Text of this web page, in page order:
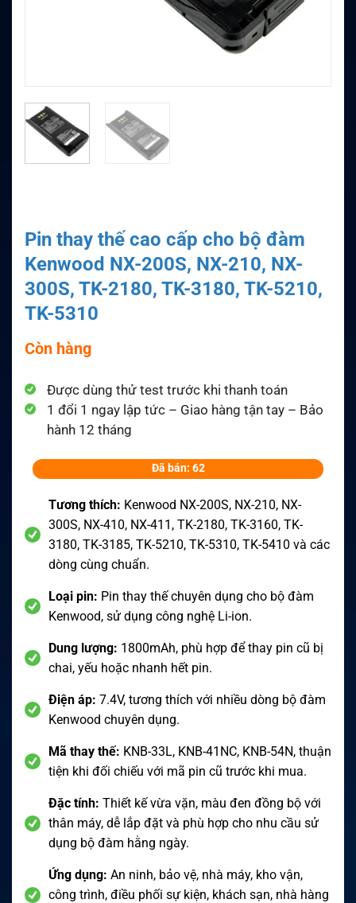
Pin thay thế cao cấp cho bộ đàm
Kenwood NX-200S, NX-210, NX-
300S, TK-2180, TK-3180, TK-5210,
TK-5310
Còn hàng
Được dùng thử test trước khi thanh toán
1 đổi 1 ngay lập tức – Giao hàng tận tay – Bảo
hành 12 tháng
Đã bán: 62
Tương thích: Kenwood NX-200S, NX-210, NX-
300S, NX-410, NX-411, TK-2180, TK-3160, TK-
3180, TK-3185, TK-5210, TK-5310, TK-5410 và các
dòng cùng chuẩn.
Loại pin: Pin thay thế chuyên dụng cho bộ đàm
Kenwood, sử dụng công nghệ Li-ion.
Dung lượng: 1800mAh, phù hợp để thay pin cũ bị
chai, yếu hoặc nhanh hết pin.
Điện áp: 7.4V, tương thích với nhiều dòng bộ đàm
Kenwood chuyên dụng.
Mã thay thế: KNB-33L, KNB-41NC, KNB-54N, thuận
tiện khi đối chiếu với mã pin cũ trước khi mua.
Đặc tính: Thiết kế vừa vặn, màu đen đồng bộ với
thân máy, dễ lắp đặt và phù hợp cho nhu cầu sử
dụng bộ đàm hằng ngày.
Ứng dụng: An ninh, bảo vệ, nhà máy, kho vận,
công trình, điều phối sự kiện, khách sạn, nhà hàng